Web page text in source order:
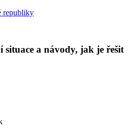
republiky
situace a návody, jak je řešit